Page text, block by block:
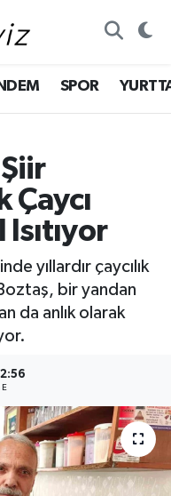
SPOR
Çaycı
yıllardır çaycılık
bir yandan
da anlık olarak
Fikstür